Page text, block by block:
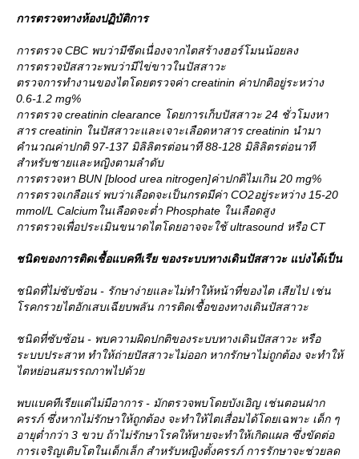
การตรวจทางห้องปฏิบัติการ
การตรวจ CBC พบว่ามีซีดเนื่องจากไตสร้างฮอร์โมนน้อยลง
การตรวจปัสสาวะพบว่ามีไข่ขาวในปัสสาวะ
ตรวจการทำงานของไตโดยตรวจค่า creatinin ค่าปกติอยู่ระหว่าง
0.6-1.2 mg%
การตรวจ creatinin clearance โดยการเก็บปัสสาวะ 24 ชั่วโมงหา
สาร creatinin ในปัสสาวะและเจาะเลือดหาสาร creatinin นำมา
คำนวณค่าปกติ 97-137 มิลิลิตรต่อนาที 88-128 มิลิลิตรต่อนาที
สำหรับชายและหญิงตามลำดับ
การตรวจหา BUN [blood urea nitrogen]ค่าปกติไมเกิน 20 mg%
การตรวจเกลือแร่ พบว่าเลือดจะเป็นกรดมีค่า CO2อยู่ระหว่าง 15-20
mmol/L Calciumในเลือดจะต่ำ Phosphate ในเลือดสูง
การตรวจเพื่อประเมินขนาดไตโดยอาจจะใช้ ultrasound หรือ CT
ชนิดของการติดเชื้อแบคทีเรีย ของระบบทางเดินปัสสาวะ แบ่งได้เป็น
ชนิดที่ไม่ซับซ้อน - รักษาง่ายและไม่ทำให้หน้าที่ของไต เสียไป เช่น
รคกรวยไตอักเสบเฉียบพลัน การติดเชื้อของทางเดินปัสสาวะ
ชนิดที่ซับซ้อน - พบความผิดปกติของระบบทางเดินปัสสาวะ หรือ
ระบบประสาท ทำให้ถ่ายปัสสาวะไม่ออก หากรักษาไม่ถูกต้อง จะทำให้
ไตหย่อนสมรรถภาพไปด้ว
พบแบคทีเรียแต่ไม่มีอาการ - มักตรวจพบโดยบังเอิญ เช่นตอนฝาก
ครรภ์ ซึ่งหากไม่รักษาให้ถูกต้อง จะทำให้ไตเสื่อมได้โดยเฉพาะ เด็ก ๆ
อายุต่ำกว่า 3 ขวบ ถ้าไม่รักษาโรคให้หายจะทำให้เกิดแผล ซึ่งขัดต่อ
การเจริญเติบโตในเด็กเล็ก สำหรับหญิงตั้งครรภ์ การรักษาจะช่วยลด